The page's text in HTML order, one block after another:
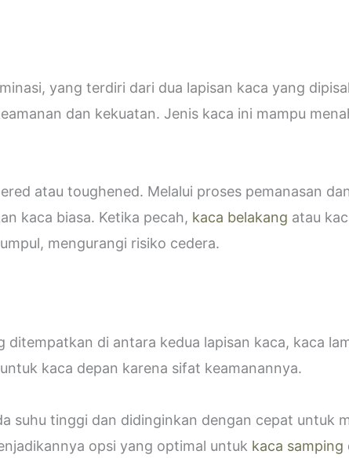
yang terdiri dari dua lapisan kaca yang
dan kekuatan. Jenis kaca ini mampu
atau toughened. Melalui proses pemanasan
kaca biasa. Ketika pecah, kaca belakang atau
mengurangi risiko cedera.
ditempatkan di antara kedua lapisan kaca, kaca
kaca depan karena sifat keamanannya.
suhu tinggi dan didinginkan dengan cepat untuk
opsi yang optimal untuk kaca samping